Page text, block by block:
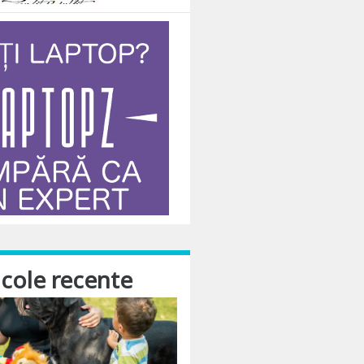
recente